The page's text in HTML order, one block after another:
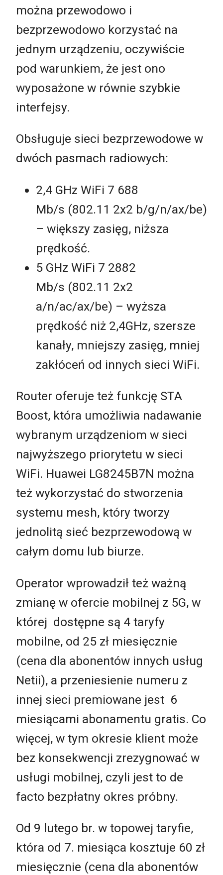
można przewodowo i
bezprzewodowo korzystać na
jednym urządzeniu, oczywiście
pod warunkiem, że jest ono
wyposażone w równie szybkie
interfejsy.
Obsługuje sieci bezprzewodowe w
dwóch pasmach radiowych:
2,4 GHz WiFi 7 688
Mb/s (802.11 2x2 b/g/n/ax/be)
– większy zasięg, niższa
prędkość.
5 GHz WiFi 7 2882
Mb/s (802.11 2x2
a/n/ac/ax/be) – wyższa
prędkość niż 2,4GHz, szersze
kanały, mniejszy zasięg, mniej
zakłóceń od innych sieci WiFi.
Router oferuje też funkcję STA
Boost, która umożliwia nadawanie
wybranym urządzeniom w sieci
najwyższego priorytetu w sieci
WiFi. Huawei LG8245B7N można
też wykorzystać do stworzenia
systemu mesh, który tworzy
jednolitą sieć bezprzewodową w
całym domu lub biurze.
Operator wprowadził też ważną
zmianę w ofercie mobilnej z 5G, w
której dostępne są 4 taryfy
mobilne, od 25 zł miesięcznie
(cena dla abonentów innych usług
Netii), a przeniesienie numeru z
innej sieci premiowane jest 6
miesiącami abonamentu gratis. Co
więcej, w tym okresie klient może
bez konsekwencji zrezygnować w
usługi mobilnej, czyli jest to de
facto bezpłatny okres próbny.
Od 9 lutego br. w topowej taryfie,
która od 7. miesiąca kosztuje 60 zł
miesięcznie (cena dla abonentów